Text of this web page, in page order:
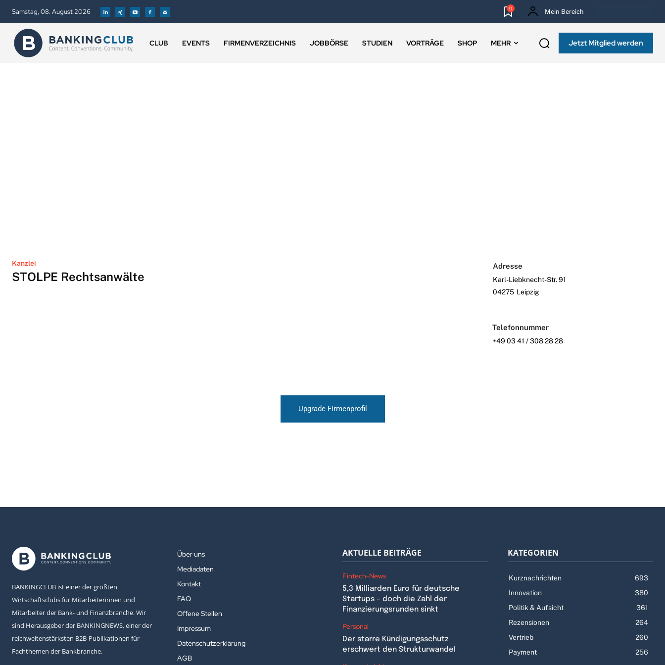
Samstag, 08. August 2026 0 Mein Bereich
CLUB EVENTS FIRMENVERZEICHNIS JOBBÖRSE STUDIEN VORTRÄGE SHOP MEHR Jetzt Mitglied werden
Kanzlei
STOLPE Rechtsanwälte
Adresse
Karl-Liebknecht-Str. 91
04275 Leipzig
Telefonnummer
+49 03 41 / 308 28 28
Upgrade Firmenprofil
BANKINGCLUB ist einer der größten
Wirtschaftsclubs für Mitarbeiterinnen und
Mitarbeiter der Bank- und Finanzbranche. Wir
sind Herausgeber der BANKINGNEWS, einer der
reichweitenstärksten B2B-Publikationen für
Fachthemen der Bankbranche.
Über uns
Mediadaten
Kontakt
FAQ
Offene Stellen
Impressum
Datenschutzerklärung
AGB
AKTUELLE BEITRÄGE
Fintech-News
5,3 Milliarden Euro für deutsche
Startups – doch die Zahl der
Finanzierungsrunden sinkt
Personal
Der starre Kündigungsschutz
erschwert den Strukturwandel
KATEGORIEN
Kurznachrichten
693
Innovation
380
Politik & Aufsicht
361
Rezensionen
264
Vertrieb
260
Payment
256